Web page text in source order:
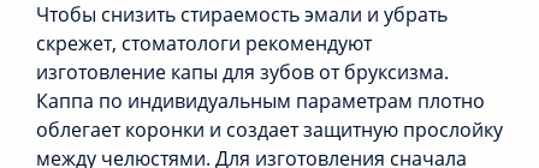
Чтобы снизить стираемость эмали и убрать
скрежет, стоматологи рекомендуют
изготовление капы для зубов от бруксизма.
Каппа по индивидуальным параметрам плотно
облегает коронки и создает защитную прослойку
между челюстями. Для изготовления сначала